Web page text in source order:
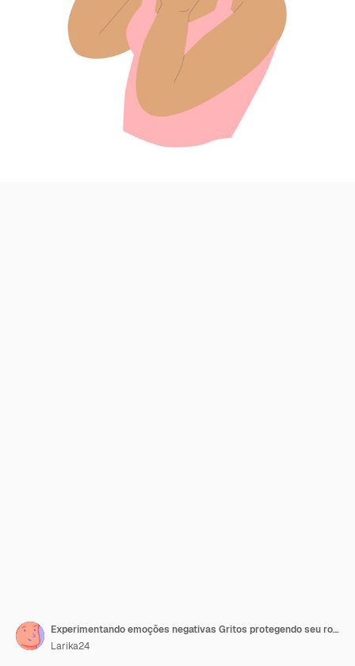
Experimentando emoções negativas Gritos protegendo seu rosto com as palmas das mãos se escondendo do ataque
Larika24